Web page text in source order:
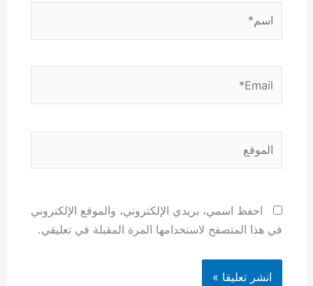
احفظ اسمي، بريدي الإلكتروني، والموقع الإلكتروني
في هذا المتصفح لاستخدامها المرة المقبلة في تعليقي.